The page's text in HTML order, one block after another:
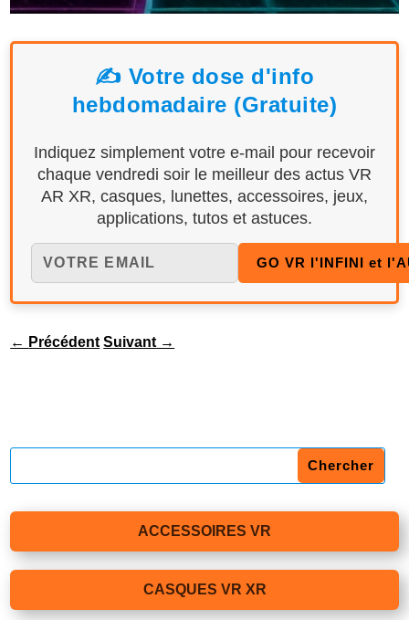
✍️ Votre dose d'info
hebdomadaire (Gratuite)
Indiquez simplement votre e-mail pour recevoir
chaque vendredi soir le meilleur des actus VR
AR XR, casques, lunettes, accessoires, jeux,
applications, tutos et astuces.
← Précédent Suivant →
ACCESSOIRES VR
CASQUES VR XR